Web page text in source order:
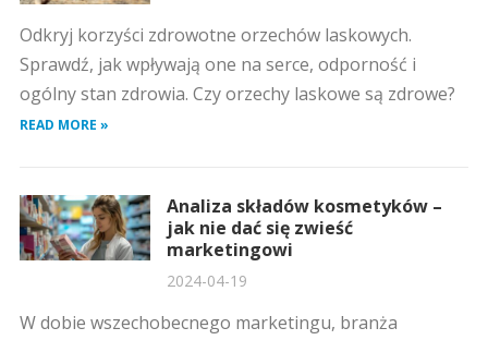
Odkryj korzyści zdrowotne orzechów laskowych.
Sprawdź, jak wpływają one na serce, odporność i
ogólny stan zdrowia. Czy orzechy laskowe są zdrowe?
READ MORE »
Analiza składów kosmetyków –
jak nie dać się zwieść
marketingowi
2024-04-19
W dobie wszechobecnego marketingu, branża